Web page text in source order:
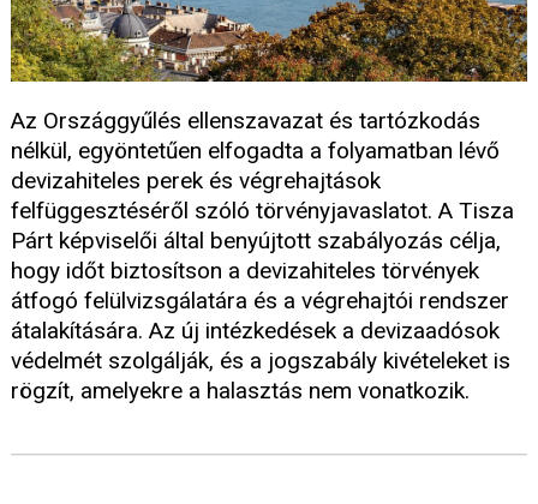
Az Országgyűlés ellenszavazat és tartózkodás
nélkül, egyöntetűen elfogadta a folyamatban lévő
devizahiteles perek és végrehajtások
felfüggesztéséről szóló törvényjavaslatot. A Tisza
Párt képviselői által benyújtott szabályozás célja,
hogy időt biztosítson a devizahiteles törvények
átfogó felülvizsgálatára és a végrehajtói rendszer
átalakítására. Az új intézkedések a devizaadósok
védelmét szolgálják, és a jogszabály kivételeket is
rögzít, amelyekre a halasztás nem vonatkozik.